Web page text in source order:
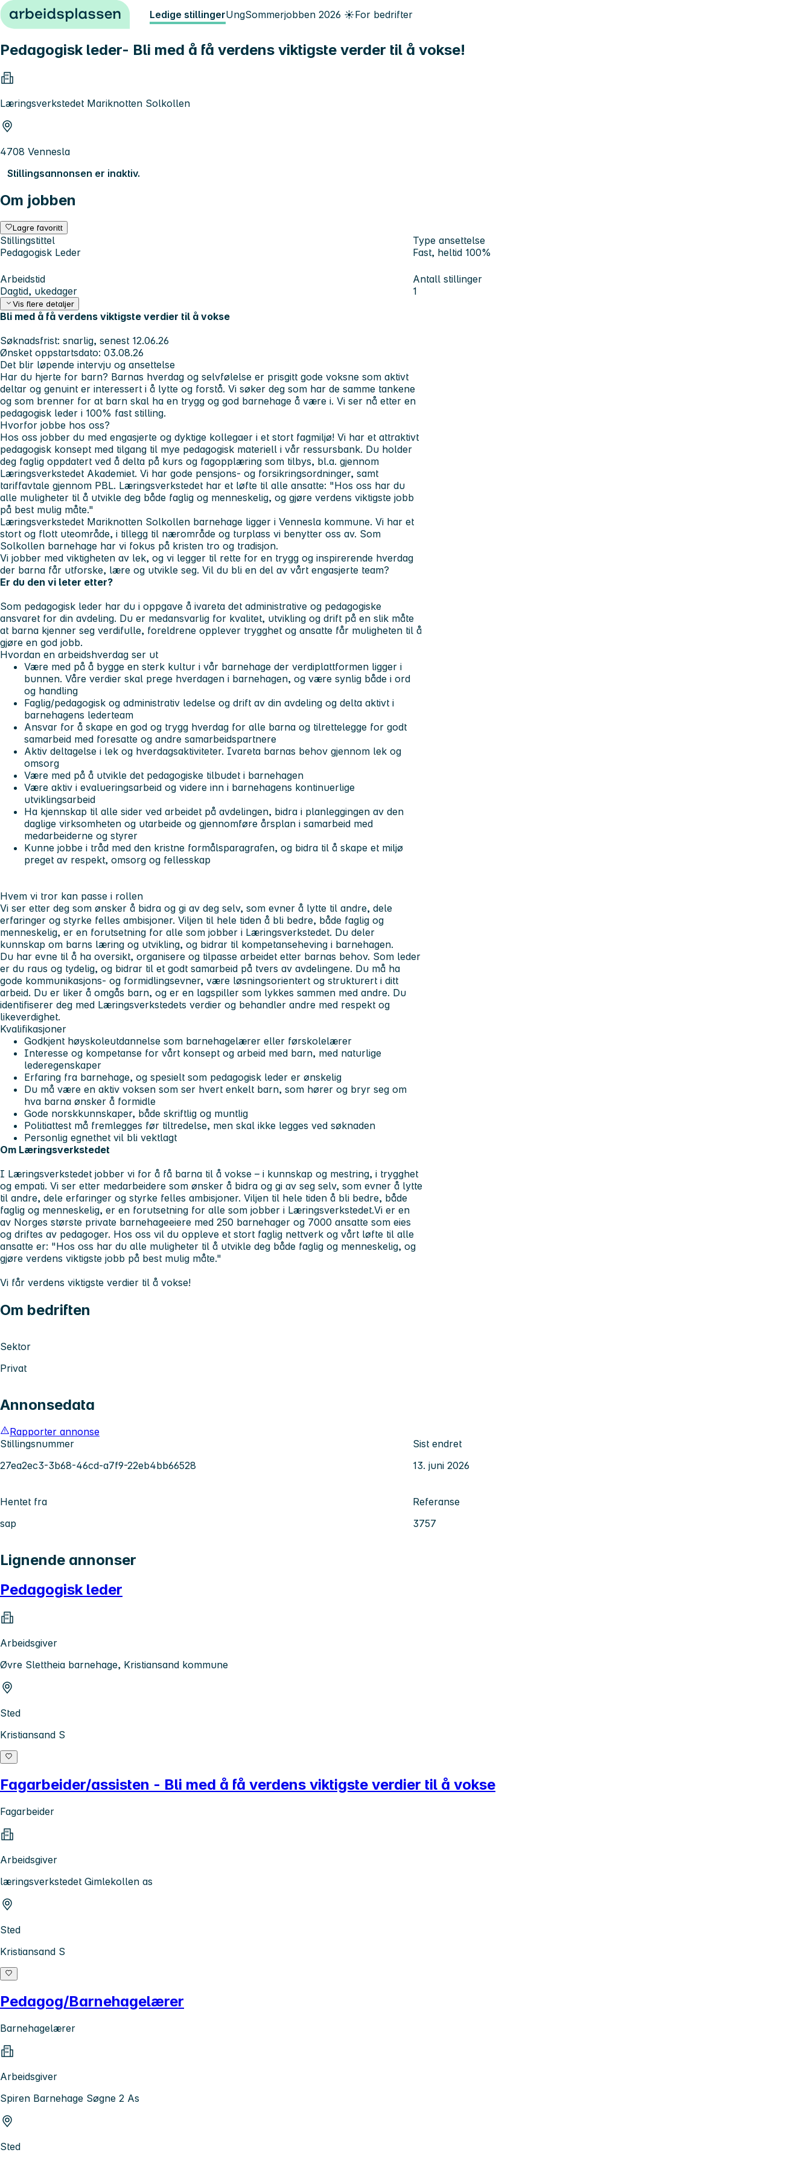
Hopp til innhold Ledige stillingerUngSommerjobben 2026 ☀️For bedrifter
Pedagogisk leder- Bli med å få verdens viktigste verder til å vokse!
Læringsverkstedet Mariknotten Solkollen
4708 Vennesla
Stillingsannonsen er inaktiv.
Om jobben
Lagre favoritt
Stillingstittel
Pedagogisk Leder
Type ansettelse
Fast, heltid 100%
Arbeidstid
Dagtid, ukedager
Antall stillinger
1
Vis flere detaljer
Bli med å få verdens viktigste verdier til å vokse
Søknadsfrist: snarlig, senest 12.06.26
Ønsket oppstartsdato: 03.08.26
Det blir løpende intervju og ansettelse
Har du hjerte for barn? Barnas hverdag og selvfølelse er prisgitt gode voksne som aktivt
deltar og genuint er interessert i å lytte og forstå. Vi søker deg som har de samme tankene
og som brenner for at barn skal ha en trygg og god barnehage å være i. Vi ser nå etter en
pedagogisk leder i 100% fast stilling.
Hvorfor jobbe hos oss?
Hos oss jobber du med engasjerte og dyktige kollegaer i et stort fagmiljø! Vi har et attraktivt
pedagogisk konsept med tilgang til mye pedagogisk materiell i vår ressursbank. Du holder
deg faglig oppdatert ved å delta på kurs og fagopplæring som tilbys, bl.a. gjennom
Læringsverkstedet Akademiet. Vi har gode pensjons- og forsikringsordninger, samt
tariffavtale gjennom PBL. Læringsverkstedet har et løfte til alle ansatte: "Hos oss har du
alle muligheter til å utvikle deg både faglig og menneskelig, og gjøre verdens viktigste jobb
på best mulig måte."
Læringsverkstedet Mariknotten Solkollen barnehage ligger i Vennesla kommune. Vi har et
stort og flott uteområde, i tillegg til nærområde og turplass vi benytter oss av. Som
Solkollen barnehage har vi fokus på kristen tro og tradisjon.
Vi jobber med viktigheten av lek, og vi legger til rette for en trygg og inspirerende hverdag
der barna får utforske, lære og utvikle seg. Vil du bli en del av vårt engasjerte team?
Er du den vi leter etter?
Som pedagogisk leder har du i oppgave å ivareta det administrative og pedagogiske
ansvaret for din avdeling. Du er medansvarlig for kvalitet, utvikling og drift på en slik måte
at barna kjenner seg verdifulle, foreldrene opplever trygghet og ansatte får muligheten til å
gjøre en god jobb.
Hvordan en arbeidshverdag ser ut
Være med på å bygge en sterk kultur i vår barnehage der verdiplattformen ligger i
bunnen. Våre verdier skal prege hverdagen i barnehagen, og være synlig både i ord
og handling
Faglig/pedagogisk og administrativ ledelse og drift av din avdeling og delta aktivt i
barnehagens lederteam
Ansvar for å skape en god og trygg hverdag for alle barna og tilrettelegge for godt
samarbeid med foresatte og andre samarbeidspartnere
Aktiv deltagelse i lek og hverdagsaktiviteter. Ivareta barnas behov gjennom lek og
omsorg
Være med på å utvikle det pedagogiske tilbudet i barnehagen
Være aktiv i evalueringsarbeid og videre inn i barnehagens kontinuerlige
utviklingsarbeid
Ha kjennskap til alle sider ved arbeidet på avdelingen, bidra i planleggingen av den
daglige virksomheten og utarbeide og gjennomføre årsplan i samarbeid med
medarbeiderne og styrer
Kunne jobbe i tråd med den kristne formålsparagrafen, og bidra til å skape et miljø
preget av respekt, omsorg og fellesskap
Hvem vi tror kan passe i rollen
Vi ser etter deg som ønsker å bidra og gi av deg selv, som evner å lytte til andre, dele
erfaringer og styrke felles ambisjoner. Viljen til hele tiden å bli bedre, både faglig og
menneskelig, er en forutsetning for alle som jobber i Læringsverkstedet. Du deler
kunnskap om barns læring og utvikling, og bidrar til kompetanseheving i barnehagen.
Du har evne til å ha oversikt, organisere og tilpasse arbeidet etter barnas behov. Som leder
er du raus og tydelig, og bidrar til et godt samarbeid på tvers av avdelingene. Du må ha
gode kommunikasjons- og formidlingsevner, være løsningsorientert og strukturert i ditt
arbeid. Du er liker å omgås barn, og er en lagspiller som lykkes sammen med andre. Du
identifiserer deg med Læringsverkstedets verdier og behandler andre med respekt og
likeverdighet.
Kvalifikasjoner
Godkjent høyskoleutdannelse som barnehagelærer eller førskolelærer
Interesse og kompetanse for vårt konsept og arbeid med barn, med naturlige
lederegenskaper
Erfaring fra barnehage, og spesielt som pedagogisk leder er ønskelig
Du må være en aktiv voksen som ser hvert enkelt barn, som hører og bryr seg om
hva barna ønsker å formidle
Gode norskkunnskaper, både skriftlig og muntlig
Politiattest må fremlegges før tiltredelse, men skal ikke legges ved søknaden
Personlig egnethet vil bli vektlagt
Om Læringsverkstedet
I Læringsverkstedet jobber vi for å få barna til å vokse – i kunnskap og mestring, i trygghet
og empati. Vi ser etter medarbeidere som ønsker å bidra og gi av seg selv, som evner å lytte
til andre, dele erfaringer og styrke felles ambisjoner. Viljen til hele tiden å bli bedre, både
faglig og menneskelig, er en forutsetning for alle som jobber i Læringsverkstedet.Vi er en
av Norges største private barnehageeiere med 250 barnehager og 7000 ansatte som eies
og driftes av pedagoger. Hos oss vil du oppleve et stort faglig nettverk og vårt løfte til alle
ansatte er: "Hos oss har du alle muligheter til å utvikle deg både faglig og menneskelig, og
gjøre verdens viktigste jobb på best mulig måte."
Vi får verdens viktigste verdier til å vokse!
Om bedriften
Sektor
Privat
Annonsedata
Rapporter annonse
Stillingsnummer
27ea2ec3-3b68-46cd-a7f9-22eb4bb66528
Sist endret
13. juni 2026
Hentet fra
sap
Referanse
3757
Lignende annonser
Pedagogisk leder
Arbeidsgiver
Øvre Slettheia barnehage, Kristiansand kommune
Sted
Kristiansand S
Fagarbeider/assisten - Bli med å få verdens viktigste verdier til å vokse
Fagarbeider
Arbeidsgiver
læringsverkstedet Gimlekollen as
Sted
Kristiansand S
Pedagog/Barnehagelærer
Barnehagelærer
Arbeidsgiver
Spiren Barnehage Søgne 2 As
Sted